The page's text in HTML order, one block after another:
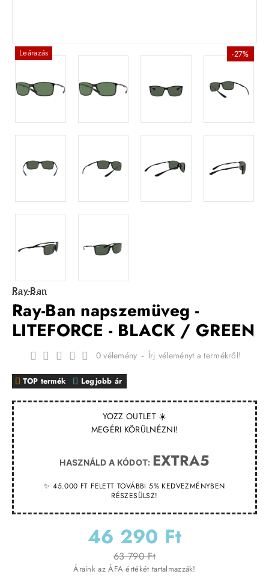
Leárazás -27%
Ray-Ban
Ray-Ban napszemüveg -
LITEFORCE - BLACK / GREEN
YOZZ OUTLET ☀️
MEGÉRI KÖRÜLNÉZNI!
HASZNÁLD A KÓDOT: EXTRA5
✨ 45.000 FT FELETT TOVÁBBI 5% KEDVEZMÉNYBEN
RÉSZESÜLSZ!
TOP termék Legjobb ár
0 vélemény - Írj véleményt a termékről!
46 290 Ft
63 790 Ft
Áraink az ÁFA értékét tartalmazzák!